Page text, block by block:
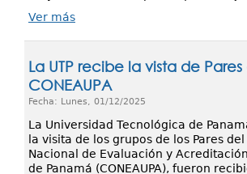
Ver más
La UTP recibe la vista de
CONEAUPA
Fecha: Lunes, 01/12/2025
La Universidad Tecnológica de
la visita de los grupos de los Pares
Nacional de Evaluación y
de Panamá (CONEAUPA), fueron